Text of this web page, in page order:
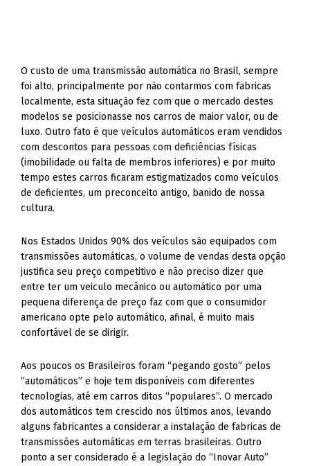
O custo de uma transmissão automática no Brasil, sempre
foi alto, principalmente por não contarmos com fabricas
localmente, esta situação fez com que o mercado destes
modelos se posicionasse nos carros de maior valor, ou de
luxo. Outro fato é que veículos automáticos eram vendidos
com descontos para pessoas com deficiências físicas
(imobilidade ou falta de membros inferiores) e por muito
tempo estes carros ficaram estigmatizados como veículos
de deficientes, um preconceito antigo, banido de nossa
cultura.
Nos Estados Unidos 90% dos veículos são equipados com
transmissões automáticas, o volume de vendas desta opção
justifica seu preço competitivo e não preciso dizer que
entre ter um veiculo mecânico ou automático por uma
pequena diferença de preço faz com que o consumidor
americano opte pelo automático, afinal, é muito mais
confortável de se dirigir.
Aos poucos os Brasileiros foram “pegando gosto” pelos
“automáticos” e hoje tem disponíveis com diferentes
tecnologias, até em carros ditos “populares”. O mercado
dos automáticos tem crescido nos últimos anos, levando
alguns fabricantes a considerar a instalação de fabricas de
transmissões automáticas em terras brasileiras. Outro
ponto a ser considerado é a legislação do “Inovar Auto”